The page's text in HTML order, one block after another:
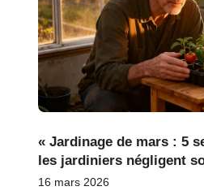
« Jardinage de mars : 5
les jardiniers négligent
16 mars 2026